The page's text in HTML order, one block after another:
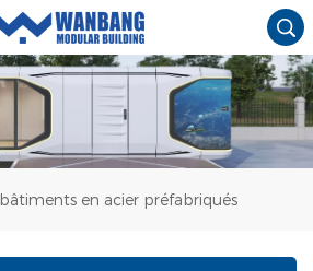
bâtiments en acier préfabriqués